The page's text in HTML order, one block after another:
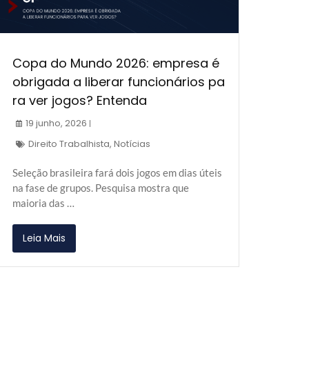
Copa do Mundo 2026: empresa é
obrigada a liberar funcionários pa
ra ver jogos? Entenda
19 junho, 2026
Direito Trabalhista, Notícias
Seleção brasileira fará dois jogos em dias úteis
na fase de grupos. Pesquisa mostra que
maioria das …
Leia Mais